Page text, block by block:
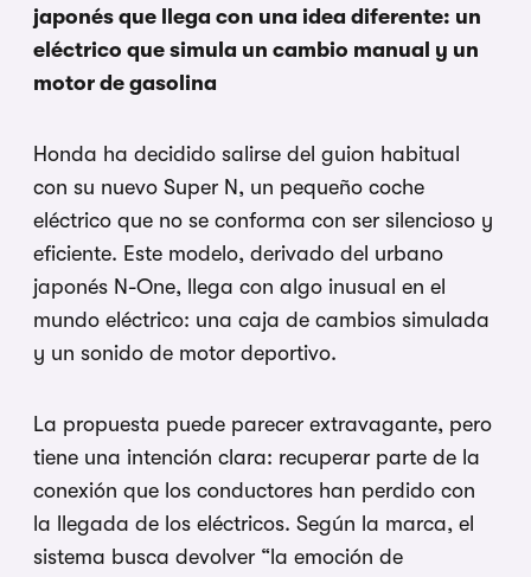
japonés que llega con una idea diferente: un
eléctrico que simula un cambio manual y un
motor de gasolina
Honda ha decidido salirse del guion habitual
con su nuevo Super N, un pequeño coche
eléctrico que no se conforma con ser silencioso y
eficiente. Este modelo, derivado del urbano
japonés N-One, llega con algo inusual en el
mundo eléctrico: una caja de cambios simulada
y un sonido de motor deportivo.
La propuesta puede parecer extravagante, pero
tiene una intención clara: recuperar parte de la
conexión que los conductores han perdido con
la llegada de los eléctricos. Según la marca, el
sistema busca devolver “la emoción de